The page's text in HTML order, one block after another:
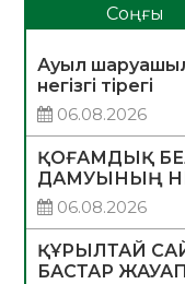
Соңғы
Ауыл
негізгі тірегі
06.08.2026
ҚОҒАМДЫҚ
ДАМУЫНЫҢ
06.08.2026
ҚҰРЫЛТАЙ
БАСТАР